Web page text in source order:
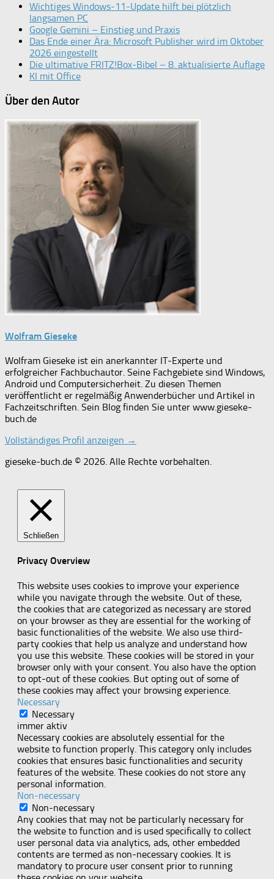
Wichtiges Windows-11-Update hilft bei plötzlich
langsamen PC
Google Gemini – Einstieg und Praxis
Das Ende einer Ära: Microsoft Publisher wird im Oktober
2026 eingestellt
Die ultimative FRITZ!Box-Bibel – 8. aktualisierte Auflage
KI mit Office
Über den Autor
Wolfram Gieseke
Wolfram Gieseke ist ein anerkannter IT-Experte und
erfolgreicher Fachbuchautor. Seine Fachgebiete sind Windows,
Android und Computersicherheit. Zu diesen Themen
veröffentlicht er regelmäßig Anwenderbücher und Artikel in
Fachzeitschriften. Sein Blog finden Sie unter www.gieseke-
buch.de
Vollständiges Profil anzeigen →
gieseke-buch.de © 2026. Alle Rechte vorbehalten.
Schließen
Privacy Overview
This website uses cookies to improve your experience
while you navigate through the website. Out of these,
the cookies that are categorized as necessary are stored
on your browser as they are essential for the working of
basic functionalities of the website. We also use third-
party cookies that help us analyze and understand how
you use this website. These cookies will be stored in your
browser only with your consent. You also have the option
to opt-out of these cookies. But opting out of some of
these cookies may affect your browsing experience.
Necessary
Necessary
immer aktiv
Necessary cookies are absolutely essential for the
website to function properly. This category only includes
cookies that ensures basic functionalities and security
features of the website. These cookies do not store any
personal information.
Non-necessary
Non-necessary
Any cookies that may not be particularly necessary for
the website to function and is used specifically to collect
user personal data via analytics, ads, other embedded
contents are termed as non-necessary cookies. It is
mandatory to procure user consent prior to running